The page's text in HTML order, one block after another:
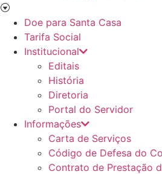
Doe para Santa Casa
Tarifa Social
Institucional
Editais
História
Diretoria
Portal do Servidor
Informações
Carta de Serviços
Código de Defesa do
Contrato de Prestação